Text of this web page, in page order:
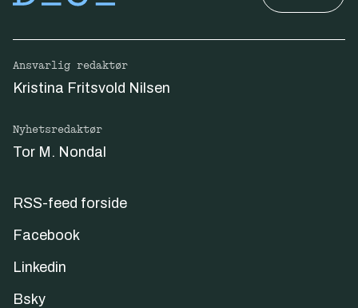
Ansvarlig redaktør
Kristina Fritsvold Nilsen
Nyhetsredaktør
Tor M. Nondal
RSS-feed forside
Facebook
Linkedin
Bsky